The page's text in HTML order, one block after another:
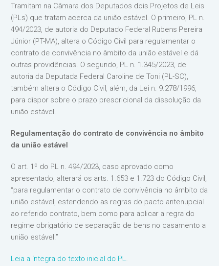
Tramitam na Câmara dos Deputados dois Projetos de Leis
(PLs) que tratam acerca da união estável. O primeiro, PL n.
494/2023, de autoria do Deputado Federal Rubens Pereira
Júnior (PT-MA), altera o Código Civil para regulamentar o
contrato de convivência no âmbito da união estável e dá
outras providências. O segundo, PL n. 1.345/2023, de
autoria da Deputada Federal Caroline de Toni (PL-SC),
também altera o Código Civil, além, da Lei n. 9.278/1996,
para dispor sobre o prazo prescricional da dissolução da
união estável.
Regulamentação do contrato de convivência no âmbito
da união estável
O art. 1º do PL n. 494/2023, caso aprovado como
apresentado, alterará os arts. 1.653 e 1.723 do Código Civil,
“para regulamentar o contrato de convivência no âmbito da
união estável, estendendo as regras do pacto antenupcial
ao referido contrato, bem como para aplicar a regra do
regime obrigatório de separação de bens no casamento a
união estável.”
Leia a íntegra do texto inicial do PL.